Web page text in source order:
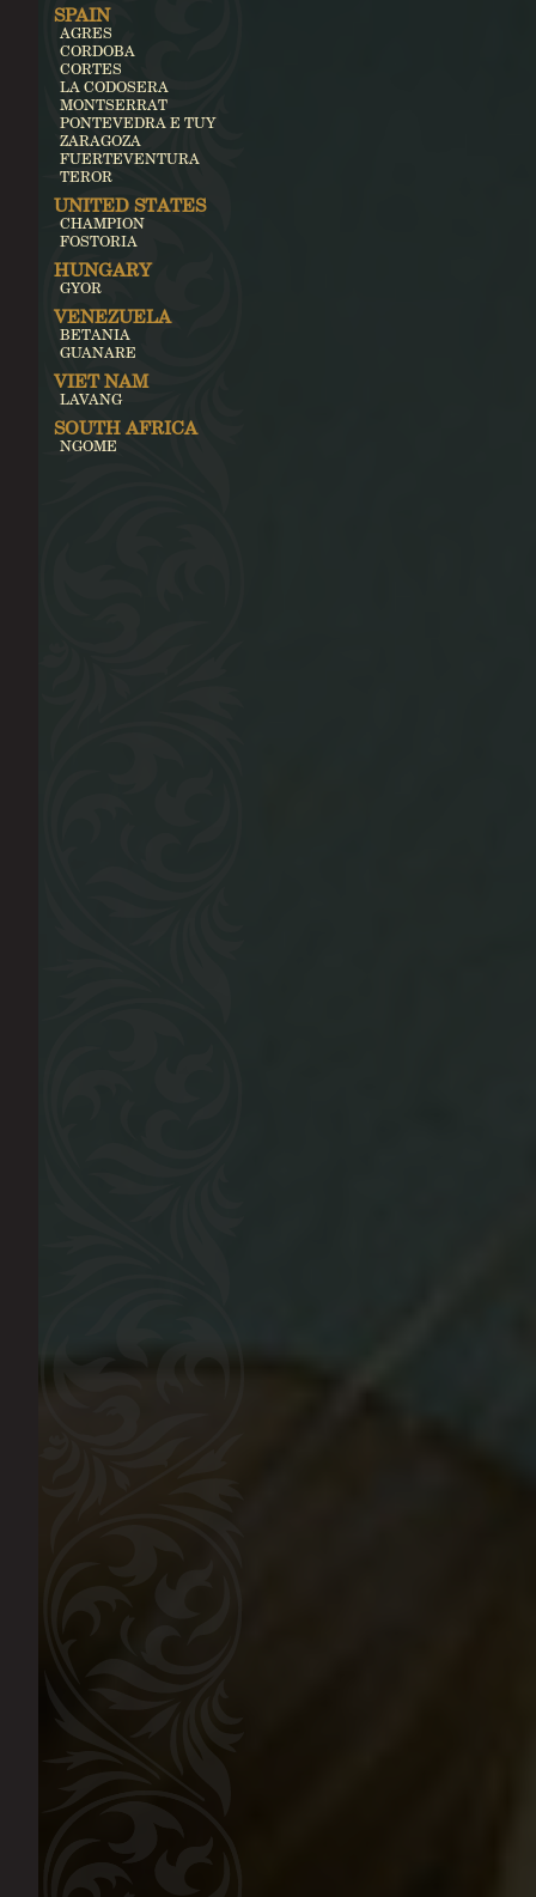
SPAIN
AGRES
CORDOBA
CORTES
LA CODOSERA
MONTSERRAT
PONTEVEDRA E TUY
ZARAGOZA
FUERTEVENTURA
TEROR
UNITED STATES
CHAMPION
FOSTORIA
HUNGARY
GYOR
VENEZUELA
BETANIA
GUANARE
VIET NAM
LAVANG
SOUTH AFRICA
NGOME